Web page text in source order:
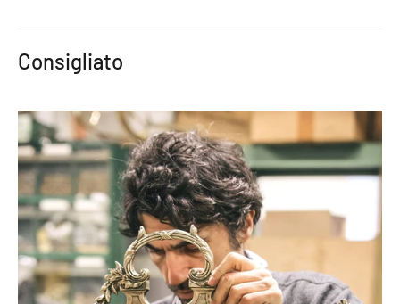
prodotto
Consigliato